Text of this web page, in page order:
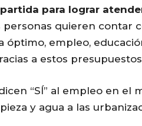
para lograr
personas quieren contar
óptimo, empleo,
a estos presupuestos
“SÍ” al empleo en el
y agua a las